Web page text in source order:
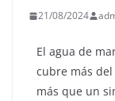
21/08/2024
El agua de
cubre más
más que un